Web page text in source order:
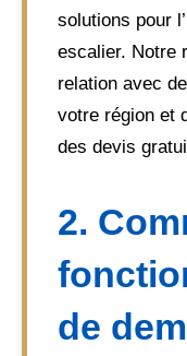
solutions pour
escalier. Notre
relation avec
votre région et
des devis
2.
de